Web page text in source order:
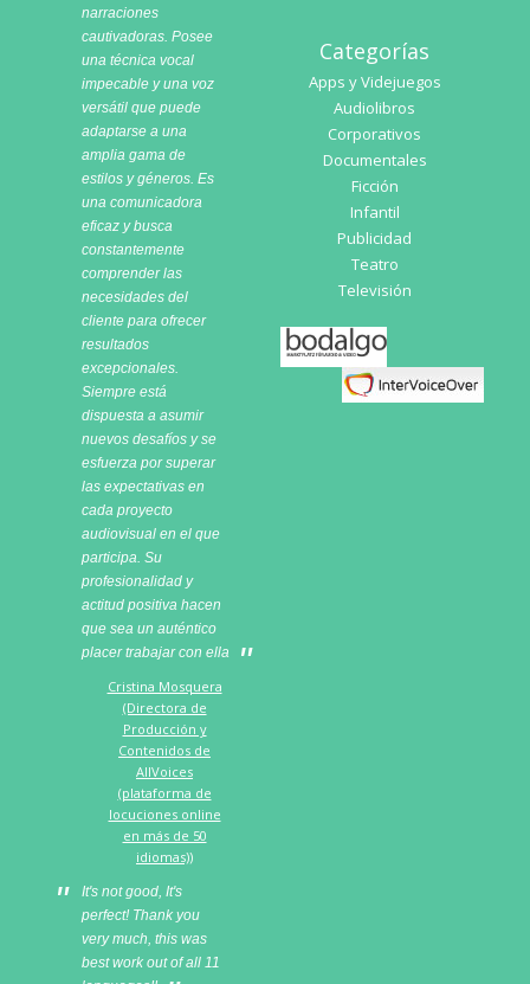
narraciones
cautivadoras. Posee
una técnica vocal
impecable y una voz
versátil que puede
adaptarse a una
amplia gama de
estilos y géneros. Es
una comunicadora
eficaz y busca
constantemente
comprender las
necesidades del
cliente para ofrecer
resultados
excepcionales.
Siempre está
dispuesta a asumir
nuevos desafíos y se
esfuerza por superar
las expectativas en
cada proyecto
audiovisual en el que
participa. Su
profesionalidad y
actitud positiva hacen
que sea un auténtico
placer trabajar con ella
Cristina Mosquera
(Directora de
Producción y
Contenidos de
AllVoices
(plataforma de
locuciones online
en más de 50
idiomas))
It's not good, It's
perfect! Thank you
very much, this was
best work out of all 11
Categorías
Apps y Videjuegos
Audiolibros
Corporativos
Documentales
Ficción
Infantil
Publicidad
Teatro
Televisión
Bodalgo